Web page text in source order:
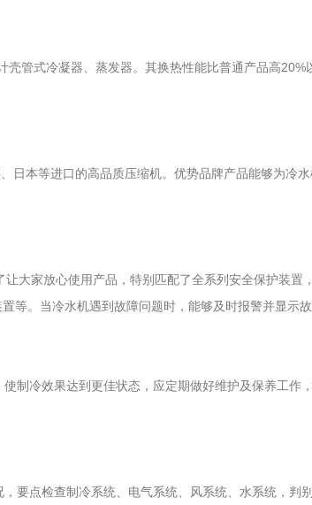
管式冷凝器、蒸发器。其换热性能比普通产品高20%
日本等进口的高品质压缩机。优势品牌产品能够为冷
大家放心使用产品，特别匹配了全系列安全保护装置
等。当冷水机遇到故障问题时，能够及时报警并显示故
制冷效果达到更佳状态，应定期做好维护及保养工作
要点检查制冷系统、电气系统、风系统、水系统，判